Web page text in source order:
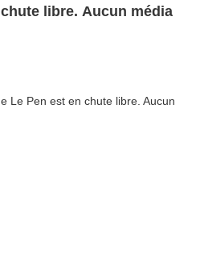
libre. Aucun média